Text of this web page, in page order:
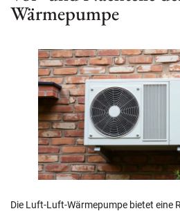
Wärmepumpe
Die Luft-Luft-Wärmepumpe bietet eine